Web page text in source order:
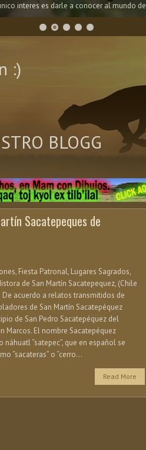
interes es darle a conocer al mundo
:)
BLOGG
Sacatepeques de
Fiesta Patronal, Lugares Sagrados,
de San Martín Sacatepequez, (Chile
De acuerdo a relatos transmitidos de
de San Martín Sacatepéquez
de San Pedro Sacatepéquez del
Marcos. El nombre Sacatepéquez
“satepec”, que en español se
“sacateras” o “cerro...
Read More